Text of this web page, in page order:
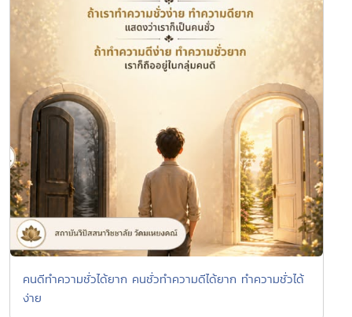
คนดีทำความชั่วได้ยาก คนชั่วทำความดีได้ยาก ทำความชั่วได้
ง่าย